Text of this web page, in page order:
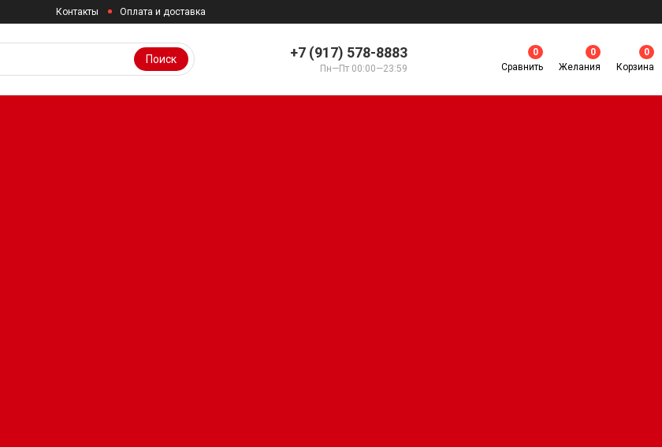
Контакты Оплата и доставка
+7 (917) 578-8883
Пн—Пт 00:00—23:59
Поиск
0
Сравнить
0
Желания
0
Корзина